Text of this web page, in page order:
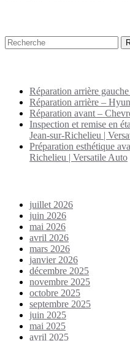
Réparation arrière
Réparation arrière –
Réparation avant –
Inspection et remise en
Jean-sur-Richelieu |
Préparation esthétique
Richelieu | Versatile Auto
juillet 2026
juin 2026
mai 2026
avril 2026
mars 2026
janvier 2026
décembre 2025
novembre 2025
octobre 2025
septembre 2025
juin 2025
mai 2025
avril 2025